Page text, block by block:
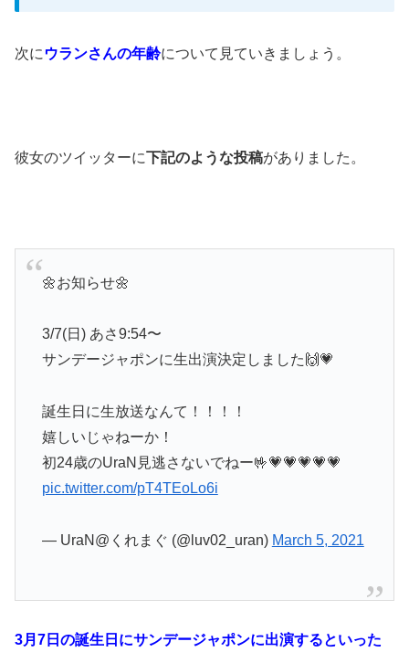
次に ウランさんの年齢について 見ていきましょう。
彼女のツイッターに下記のような投稿がありました。
🌼お知らせ🌼
3/7(日) あさ9:54〜
サンデージャポンに生出演決定しました🙌💗
誕生日に生放送なんて！！！！
嬉しいじゃねーか！
初24歳のUraN見逃さないでねー🤟💗💗💗💗💗
pic.twitter.com/pT4TEoLo6i
— UraN@くれまぐ (@luv02_uran) March 5, 2021
3月7日の誕生日にサンデージャポンに出演するといった